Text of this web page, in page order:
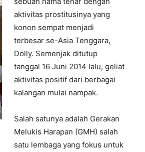
aktivitas prostitusinya yang
konon sempat menjadi
terbesar se-Asia Tenggara,
Dolly. Semenjak ditutup
tanggal 16 Juni 2014 lalu, geliat
aktivitas positif dari berbagai
kalangan mulai nampak.
Salah satunya adalah Gerakan
Melukis Harapan (GMH) salah
satu lembaga yang fokus untuk